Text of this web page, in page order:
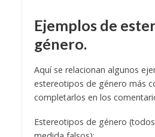
Ejemplos de
género.
Aquí se relacionan algunos
estereotipos de género más
completarlos en los
Estereotipos de género